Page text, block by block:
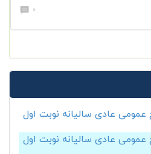
0
عادی سالیانه نوبت اول
عادی سالیانه نوبت اول